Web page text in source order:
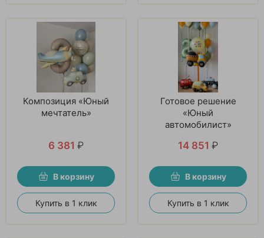
Композиция «Юный
мечтатель»
6 381 ₽
В корзину
Купить в 1 клик
Готовое решение
«Юный
автомобилист»
14 851 ₽
В корзину
Купить в 1 клик